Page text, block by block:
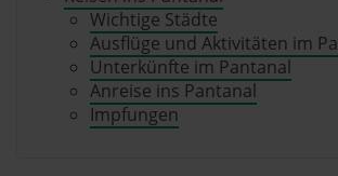
Wichtige Städte
Ausflüge und Aktivitäten im
Unterkünfte im Pantanal
Anreise ins Pantanal
Impfungen